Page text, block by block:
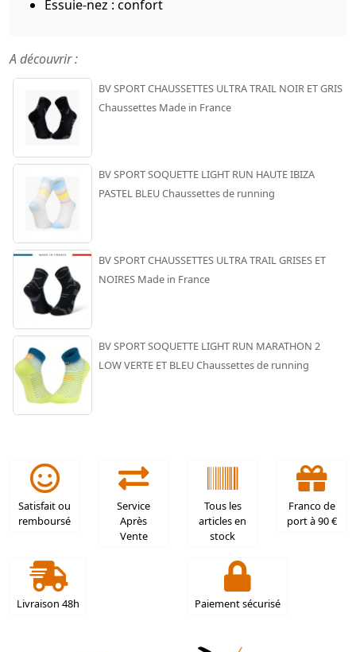
Essuie-nez : confort
A découvrir :
BV SPORT CHAUSSETTES ULTRA TRAIL NOIR ET GRIS
Chaussettes Made in France
BV SPORT SOQUETTE LIGHT RUN HAUTE IBIZA
PASTEL BLEU Chaussettes de running
BV SPORT CHAUSSETTES ULTRA TRAIL GRISES ET
NOIRES Made in France
BV SPORT SOQUETTE LIGHT RUN MARATHON 2
LOW VERTE ET BLEU Chaussettes de running
Satisfait ou
remboursé
Service
Après
Vente
Tous les
articles en
stock
Franco de
port à 90 €
Livraison 48h Paiement sécurisé